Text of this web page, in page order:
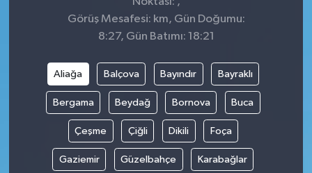
Görüş Mesafesi: km, Gün Doğumu:
8:27, Gün Batımı: 18:21
Aliağa Balçova Bayındır Bayraklı
Bergama Beydağ Bornova Buca
Çeşme Çiğli Dikili Foça
Gaziemir Güzelbahçe Karabağlar